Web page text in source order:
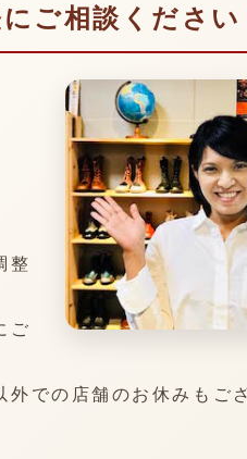
ご相談ください
整
ご
での店舗のお休みもご